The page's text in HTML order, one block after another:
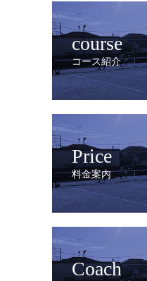
course
コース紹介
Price
料金案内
Coach